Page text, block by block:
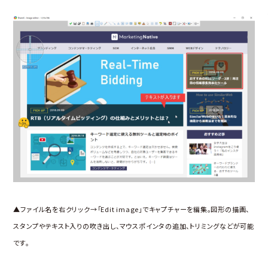
▲ファイル名を右クリック→「Edit image」でキャプチャーを編集。図形の描画、
スタンプやテキスト入りの吹き出し、マウスポインタの追加、トリミングなどが可能
です。